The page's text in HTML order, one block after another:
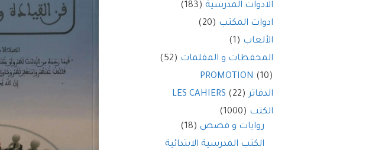
الادوات المدرسية (183)
ادوات المكتب (20)
الألعاب (1)
المحفظات و المقلمات (52)
PROMOTION (10)
الدفاتر LES CAHIERS (22)
الكتب (1000)
روايات و قصص (18)
الكتب المدرسية الابتدائية